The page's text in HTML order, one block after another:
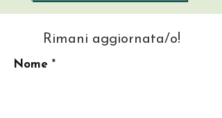
Rimani aggiornata/o!
Nome